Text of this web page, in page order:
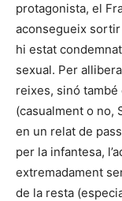
protagonista, el
aconsegueix
hi estat
sexual. Per
reixes, sinó també
(casualment o no,
en un relat de
per la infantesa,
extremadament
de la resta